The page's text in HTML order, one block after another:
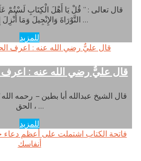
قال تعالى : ” قُلْ يَا أَهْلَ الْكِتَابِ لَسْتُمْ
التَّوْرَاةَ وَالإِنْجِيلَ وَمَا أُنْزِلَ إِلَيْكُمْ مِنْ …
للمزيد
قال عليٌّ رضي الله عنه :
قال الشيخ عبدالله أبا بطين – رحمه الله
الحق ، …
للمزيد